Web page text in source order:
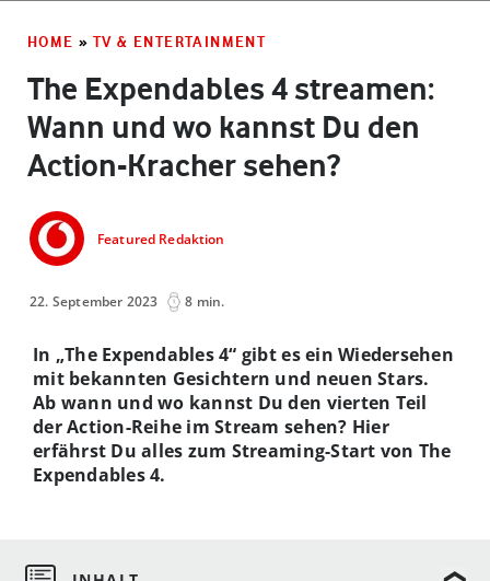
HOME » TV & ENTERTAINMENT
The Expendables 4 streamen:
Wann und wo kannst Du den
Action-Kracher sehen?
Featured Redaktion
22. September 2023 8 min.
In „The Expendables 4“ gibt es ein Wiedersehen
mit bekannten Gesichtern und neuen Stars.
Ab wann und wo kannst Du den vierten Teil
der Action-Reihe im Stream sehen? Hier
erfährst Du alles zum Streaming-Start von The
Expendables 4.